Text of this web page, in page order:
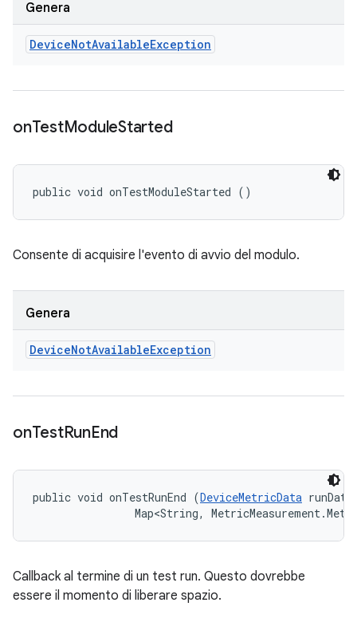
Genera
DeviceNotAvailableException
onTestModuleStarted
public void onTestModuleStarted ()
Consente di acquisire l'evento di avvio del modulo.
Genera
DeviceNotAvailableException
onTestRunEnd
public void onTestRunEnd (DeviceMetricData
Map<String,
Callback al termine di un test run. Questo dovrebbe
essere il momento di liberare spazio.